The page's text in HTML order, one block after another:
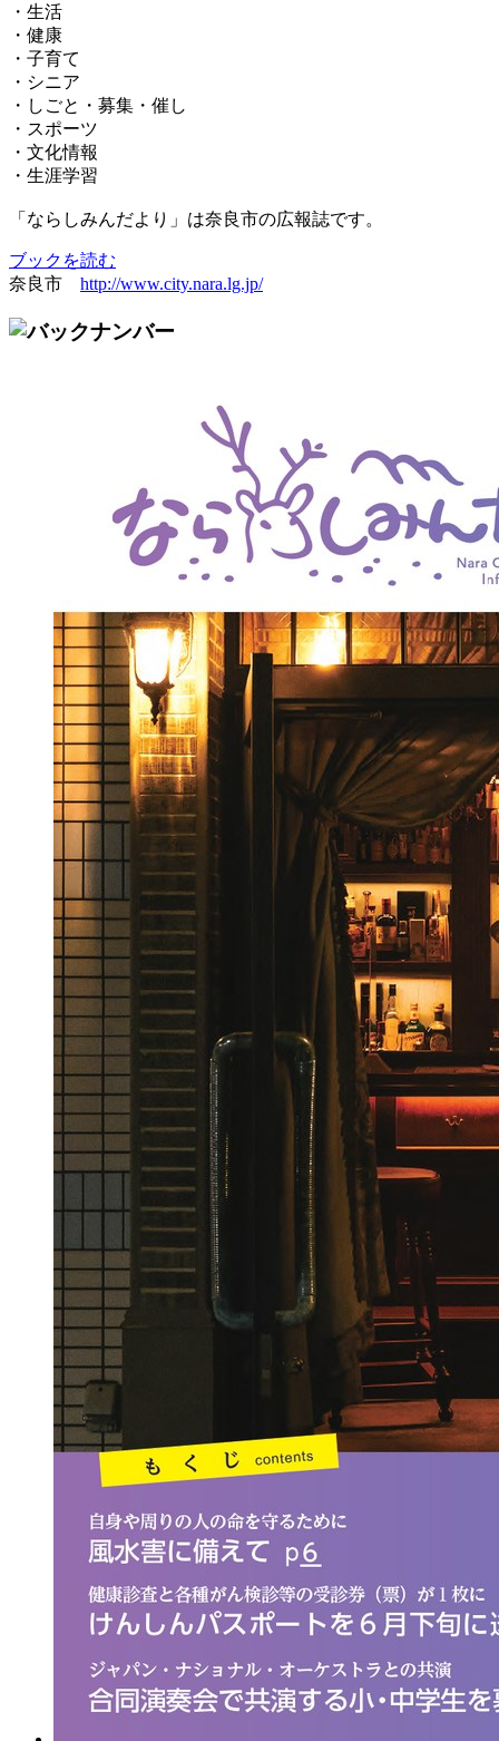
・生活
・健康
・子育て
・シニア
・しごと・募集・催し
・スポーツ
・文化情報
・生涯学習
「ならしみんだより」は奈良市の広報誌です。
ブックを読む
奈良市 http://www.city.nara.lg.jp/